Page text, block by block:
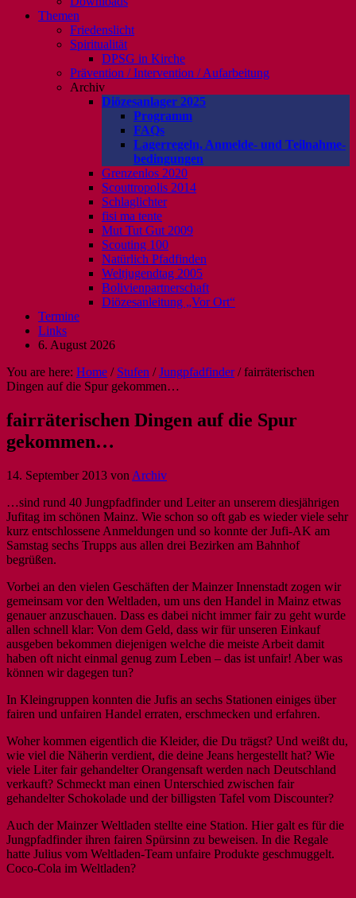
Themen
Friedenslicht
Spiritualität
DPSG in Kirche
Prävention / Intervention / Aufarbeitung
Archiv
Diözesanlager 2025
Programm
FAQs
Lagerregeln, Anmelde- und Teilnahme-
bedingungen
Grenzenlos 2020
Scouttropolis 2014
Schlaglichter
fisi ma tente
Mut Tut Gut 2009
Scouting 100
Natürlich Pfadfinden
Weltjugendtag 2005
Bolivienpartnerschaft
Diözesanleitung „Vor Ort“
Termine
Links
6. August 2026
You are here: Home / Stufen / Jungpfadfinder /fairräterischen
Dingen auf die Spur gekommen…
fairräterischen Dingen auf die Spur
gekommen…
14. September 2013 von Archiv
…sind rund 40 Jungpfadfinder und Leiter an unserem diesjährigen
Jufitag im schönen Mainz. Wie schon so oft gab es wieder viele sehr
kurz entschlossene Anmeldungen und so konnte der Jufi-AK am
Samstag sechs Trupps aus allen drei Bezirken am Bahnhof
begrüßen.
Vorbei an den vielen Geschäften der Mainzer Innenstadt zogen wir
gemeinsam vor den Weltladen, um uns den Handel in Mainz etwas
genauer anzuschauen. Dass es dabei nicht immer fair zu geht wurde
allen schnell klar: Von dem Geld, dass wir für unseren Einkauf
ausgeben bekommen diejenigen welche die meiste Arbeit damit
haben oft nicht einmal genug zum Leben – das ist unfair! Aber was
können wir dagegen tun?
In Kleingruppen konnten die Jufis an sechs Stationen einiges über
fairen und unfairen Handel erraten, erschmecken und erfahren.
Woher kommen eigentlich die Kleider, die Du trägst? Und weißt du,
wie viel die Näherin verdient, die deine Jeans hergestellt hat? Wie
viele Liter fair gehandelter Orangensaft werden nach Deutschland
verkauft? Schmeckt man einen Unterschied zwischen fair
gehandelter Schokolade und der billigsten Tafel vom Discounter?
Auch der Mainzer Weltladen stellte eine Station. Hier galt es für die
Jungpfadfinder ihren fairen Spürsinn zu beweisen. In die Regale
hatte Julius vom Weltladen-Team unfaire Produkte geschmuggelt.
Coco-Cola im Weltladen?